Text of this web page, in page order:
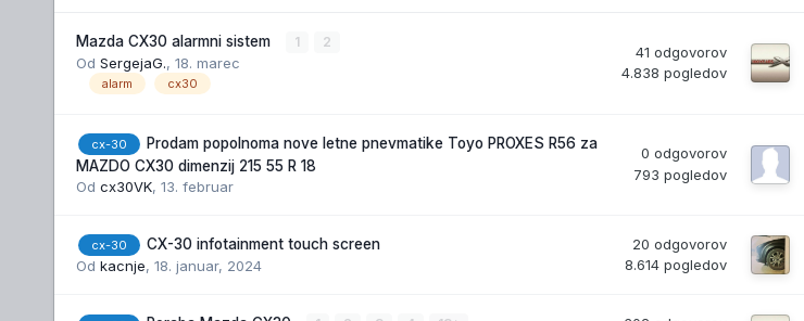
Mazda CX30 alarmni sistem 1 2
Od SergejaG., 18. marec
alarm cx30
41 odgovorov
4.838 pogledov
cx-30
Prodam popolnoma nove letne pnevmatike Toyo PROXES R56 za
MAZDO CX30 dimenzij 215 55 R 18
Od cx30VK, 13. februar
0 odgovorov
793 pogledov
cx-30
CX-30 infotainment touch screen
Od kacnje, 18. januar, 2024
20 odgovorov
8.614 pogledov